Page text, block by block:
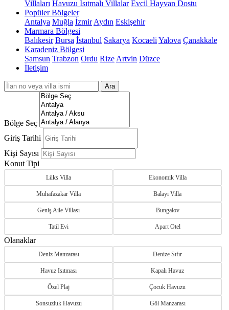
Villaları Havuzu Isıtmalı Villalar Evcil Hayvan Dostu
Popüler Bölgeler
Antalya Muğla İzmir Aydın Eskişehir
Marmara Bölgesi
Balıkesir Bursa İstanbul Sakarya Kocaeli Yalova Çanakkale
Karadeniz Bölgesi
Samsun Trabzon Ordu Rize Artvin Düzce
İletişim
Ara
Bölge Seç
Giriş Tarihi
Kişi Sayısı
Konut Tipi
Lüks Villa Ekonomik Villa
Muhafazakar Villa Balayı Villa
Geniş Aile Villası Bungalov
Tatil Evi Apart Otel
Olanaklar
Deniz Manzarası Denize Sıfır
Havuz Isıtması Kapalı Havuz
Özel Plaj Çocuk Havuzu
Sonsuzluk Havuzu Göl Manzarası